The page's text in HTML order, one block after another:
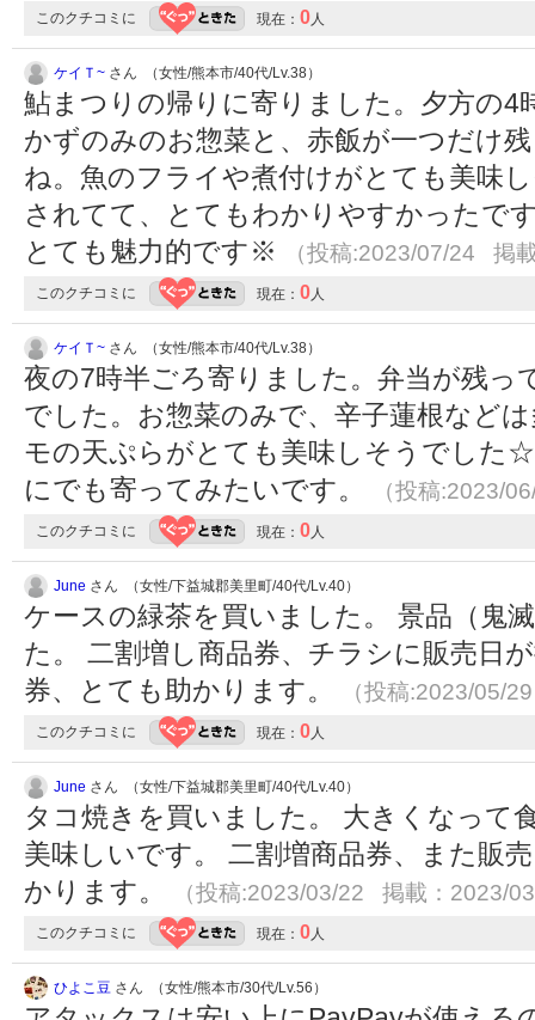
このクチコミに 現在： 0人
ケイＴ~ さん （女性/熊本市/40代/Lv.38）
鮎まつりの帰りに寄りました。夕方の4
かずのみのお惣菜と、赤飯が一つだけ
ね。魚のフライや煮付けがとても美味
されてて、とてもわかりやすかったで
とても魅力的です※
（投稿:2023/07/24 掲
このクチコミに 現在： 0人
ケイＴ~ さん （女性/熊本市/40代/Lv.38）
夜の7時半ごろ寄りました。弁当が残っ
でした。お惣菜のみで、辛子蓮根など
モの天ぷらがとても美味しそうでした
にでも寄ってみたいです。
（投稿:2023/
このクチコミに 現在： 0人
June さん （女性/下益城郡美里町/40代/Lv.40）
ケースの緑茶を買いました。 景品（鬼
た。 二割増し商品券、チラシに販売日
券、とても助かります。
（投稿:2023/05/
このクチコミに 現在： 0人
June さん （女性/下益城郡美里町/40代/Lv.40）
タコ焼きを買いました。 大きくなって
美味しいです。 二割増商品券、また販
かります。
（投稿:2023/03/22 掲載：2023/
このクチコミに 現在： 0人
ひよこ豆 さん （女性/熊本市/30代/Lv.56）